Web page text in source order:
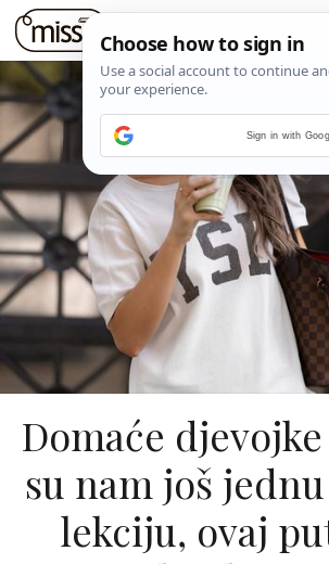
Domaće
su nam još
lekciju, ovaj
Sign in with